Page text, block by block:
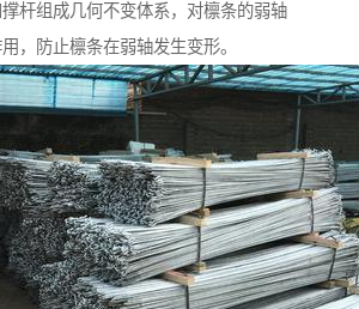
杆组成几何不变体系，对檩条的弱轴
，防止檩条在弱轴发生变形。